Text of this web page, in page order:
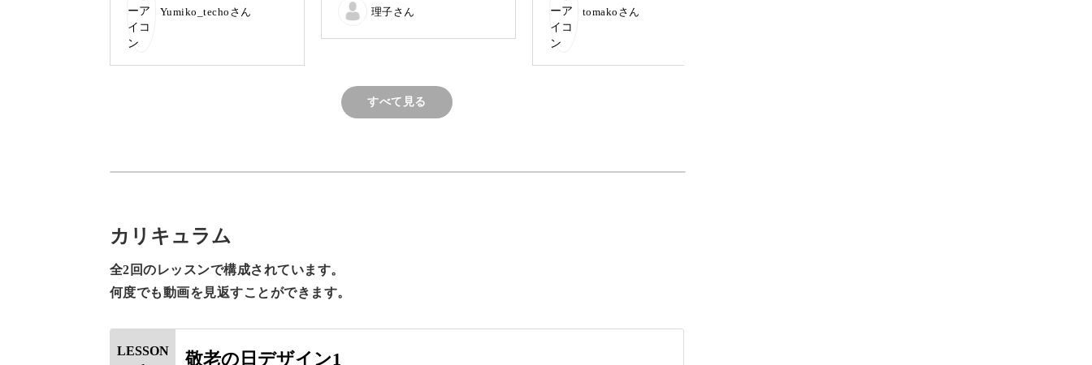
今回は、秋の紅葉した葉っぱや、赤や茶色に色づいた植物のイラストをデザインしたポ
にできたと思います。葉っぱは
上手くでき、紫のつぶつぶのお
花はまだまだかな！
Yumiko_techoさん 理子さん tomakoさん
すべて見る
カリキュラム
全2回のレッスンで構成されています。
何度でも動画を見返すことができます。
LESSON
敬老の日デザイン1